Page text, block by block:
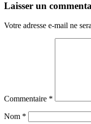
Laisser un
Votre adresse e-mail ne
Commentaire *
Nom *